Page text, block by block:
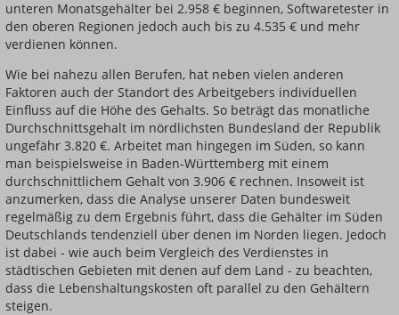
unteren Monatsgehälter bei 2.958 € beginnen, Softwaretester in
den oberen Regionen jedoch auch bis zu 4.535 € und mehr
verdienen können.
Wie bei nahezu allen Berufen, hat neben vielen anderen
Faktoren auch der Standort des Arbeitgebers individuellen
Einfluss auf die Höhe des Gehalts. So beträgt das monatliche
Durchschnittsgehalt im nördlichsten Bundesland der Republik
ungefähr 3.820 €. Arbeitet man hingegen im Süden, so kann
man beispielsweise in Baden-Württemberg mit einem
durchschnittlichem Gehalt von 3.906 € rechnen. Insoweit ist
anzumerken, dass die Analyse unserer Daten bundesweit
regelmäßig zu dem Ergebnis führt, dass die Gehälter im Süden
Deutschlands tendenziell über denen im Norden liegen. Jedoch
ist dabei - wie auch beim Vergleich des Verdienstes in
städtischen Gebieten mit denen auf dem Land - zu beachten,
dass die Lebenshaltungskosten oft parallel zu den Gehältern
steigen.